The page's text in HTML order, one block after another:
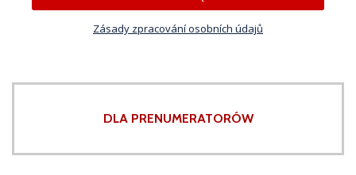
Zásady zpracování osobních údajů
DLA PRENUMERATORÓW